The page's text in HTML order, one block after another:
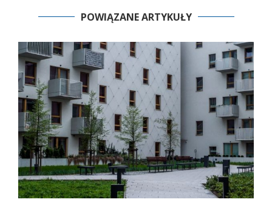
POWIĄZANE ARTYKUŁY